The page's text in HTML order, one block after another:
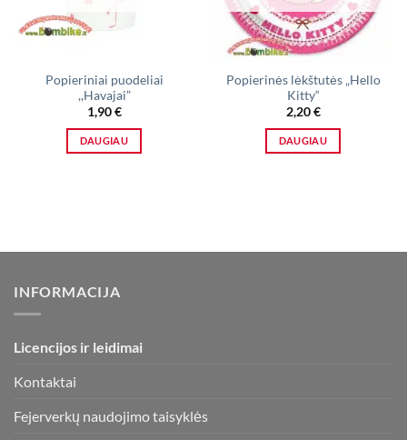
Popieriniai puodeliai
,,Havajai”
1,90€
DAUGIAU
Popierinės lėkštutės „Hello
Kitty“
2,20€
DAUGIAU
INFORMACIJA
Licencijos ir leidimai
Kontaktai
Fejerverkų naudojimo taisyklės